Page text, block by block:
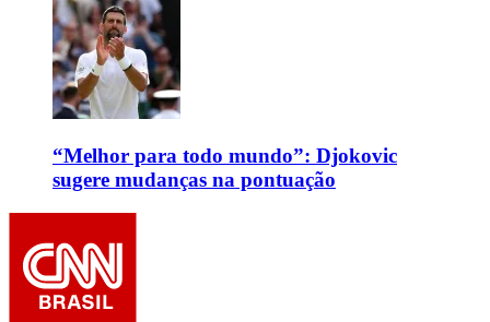
“Melhor para todo mundo”: Djokovic
sugere mudanças na pontuação